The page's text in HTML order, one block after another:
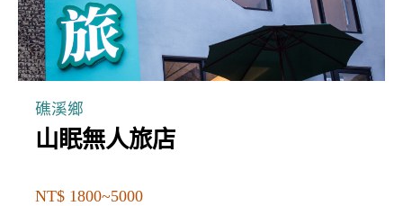
礁溪鄉
山眠無人旅店
NT$ 1800~5000